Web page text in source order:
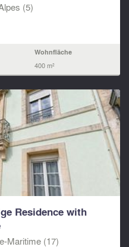
(5)
Wohnfläche
400 m²
Residence with
Maritime (17)